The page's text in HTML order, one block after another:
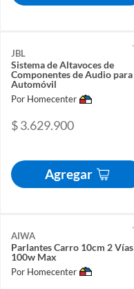
JBL
Sistema de Altavoces de
Componentes de Audio para
Automóvil
Por Homecenter
$ 3.629.900
Agregar
AIWA
Parlantes Carro 10cm 2 Vías
100w Max
Por Homecenter